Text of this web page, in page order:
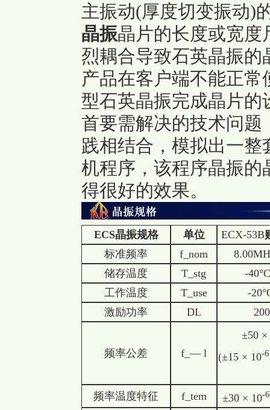
主振动(厚度切变振动)
晶振晶片的长度或宽度
烈耦合导致石英晶振
产品在客户端不能正
型石英晶振完成晶片
首要需解决的技术问
践相结合，模拟出一
机程序，该程序晶振
得很好的效果。
ECS晶振规格 单位 ECX-53B
标准频率
f_nom
储存温度
T_stg
-
工作温度
T_use
-
激励功率
DL
频率公差 f_— l
±50 ×
(±15 × 10-6
频率温度特征 f_tem ±30 × 10-6